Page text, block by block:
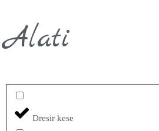
Alati
Dresir kese